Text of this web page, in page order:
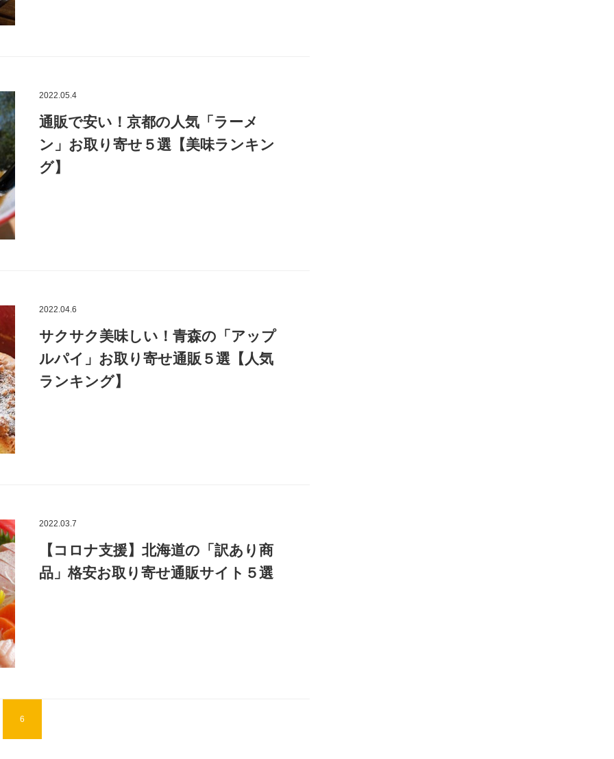
2022.05.4
通販で安い！京都の人気「ラーメ
ン」お取り寄せ５選【美味ランキン
グ】
2022.04.6
サクサク美味しい！青森の「アップ
ルパイ」お取り寄せ通販５選【人気
ランキング】
2022.03.7
【コロナ支援】北海道の「訳あり商
品」格安お取り寄せ通販サイト５選
6